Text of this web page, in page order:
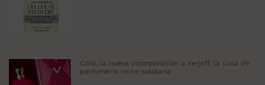
Coro, la nueva incorporación a Xerjoff, la casa de
perfumería nicho solidaria